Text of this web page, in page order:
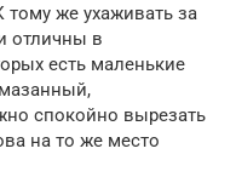
же ухаживать за
отличны в
есть маленькие
спокойно вырезать
на то же место